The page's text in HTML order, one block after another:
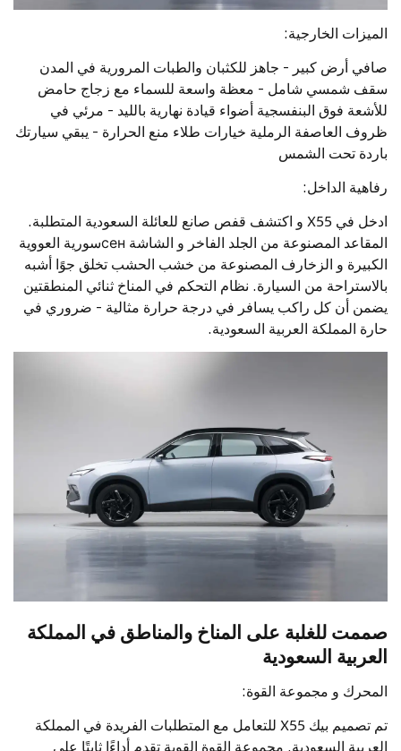
الميزات الخارجية:
صافي أرض كبير - جاهز للكثبان والطبات المرورية في المدن
سقف شمسي شامل - معظة واسعة للسماء مع زجاج حامض
للأشعة فوق البنفسجية أضواء قيادة نهارية بالليد - مرئي في
ظروف العاصفة الرملية خيارات طلاء منع الحرارة - يبقي سيارتك
باردة تحت الشمس
رفاهية الداخل:
ادخل في X55 و اكتشف قفص صانع للعائلة السعودية المتطلبة.
المقاعد المصنوعة من الجلد الفاخر و الشاشة сенسورية العووية
الكبيرة و الزخارف المصنوعة من خشب الحشب تخلق جوًا أشبه
بالاستراحة من السيارة. نظام التحكم في المناخ ثنائي المنطقتين
يضمن أن كل راكب يسافر في درجة حرارة مثالية - ضروري في
حارة المملكة العربية السعودية.
صممت للغلبة على المناخ والمناطق في المملكة
العربية السعودية
المحرك و مجموعة القوة:
تم تصميم بيك X55 للتعامل مع المتطلبات الفريدة في المملكة
العربية السعودية. مجموعة القوة القوية تقدم أداءًا ثابتًا على